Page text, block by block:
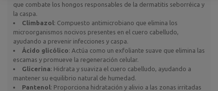
que combate los hongos responsables de la dermatitis seborréica y
la caspa.
Climbazol: Compuesto antimicrobiano que elimina los
microorganismos nocivos presentes en el cuero cabelludo,
ayudando a prevenir infecciones y caspa.
Ácido glicólico: Actúa como un exfoliante suave que elimina las
escamas y promueve la regeneración celular.
Glicerina: Hidrata y suaviza el cuero cabelludo, ayudando a
mantener su equilibrio natural de humedad.
Pantenol: Proporciona hidratación y alivio a las zonas irritadas